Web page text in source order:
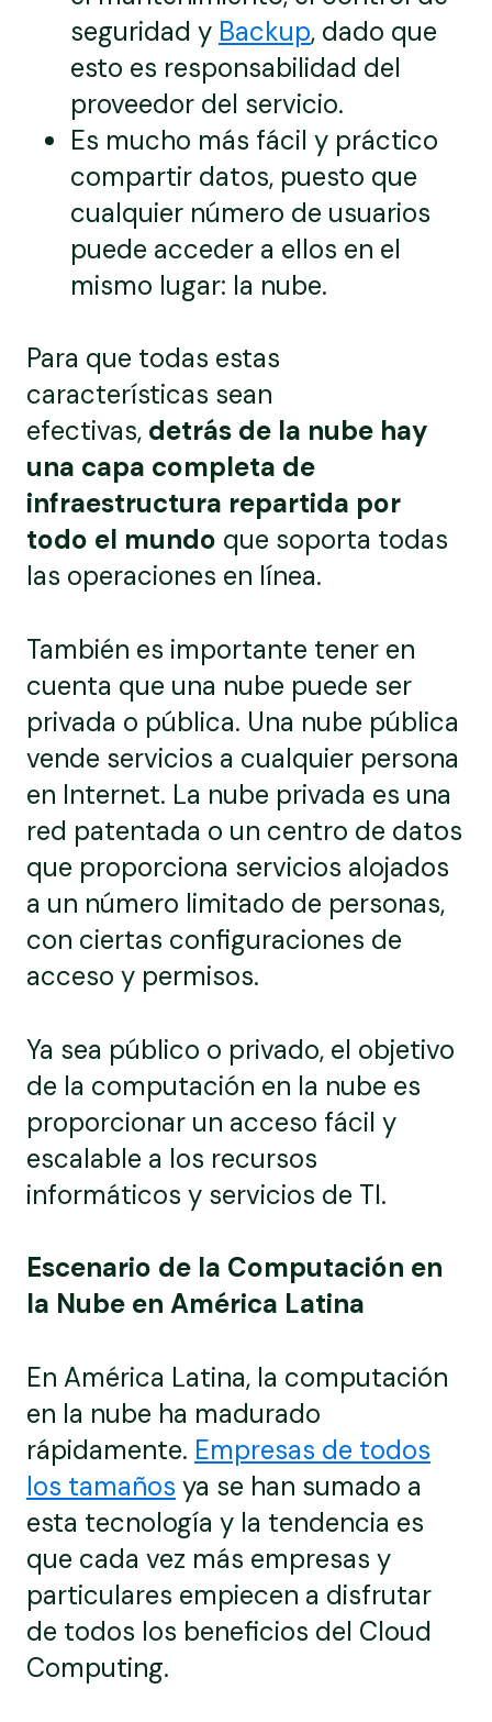
seguridad y Backup, dado que
esto es responsabilidad del
proveedor del servicio.
Es mucho más fácil y práctico
compartir datos, puesto que
cualquier número de usuarios
puede acceder a ellos en el
mismo lugar: la nube.
Para que todas estas
características sean
efectivas, detrás de la nube hay
una capa completa de
infraestructura repartida por
todo el mundo que soporta todas
las operaciones en línea.
También es importante tener en
cuenta que una nube puede ser
privada o pública. Una nube pública
vende servicios a cualquier persona
en Internet. La nube privada es una
red patentada o un centro de datos
que proporciona servicios alojados
a un número limitado de personas,
con ciertas configuraciones de
acceso y permisos.
Ya sea público o privado, el objetivo
de la computación en la nube es
proporcionar un acceso fácil y
escalable a los recursos
informáticos y servicios de TI.
Escenario de la Computación en
la Nube en América Latina
En América Latina, la computación
en la nube ha madurado
rápidamente. Empresas de todos
los tamaños ya se han sumado a
esta tecnología y la tendencia es
que cada vez más empresas y
particulares empiecen a disfrutar
de todos los beneficios del Cloud
Computing.